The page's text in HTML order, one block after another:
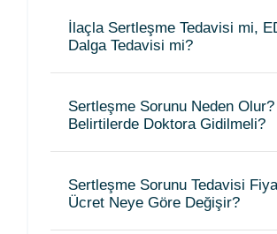
İlaçla Sertleşme Tedavisi mi,
Dalga Tedavisi mi?
Sertleşme Sorunu Neden
Belirtilerde Doktora Gidilmeli?
Sertleşme Sorunu Tedavisi
Ücret Neye Göre Değişir?